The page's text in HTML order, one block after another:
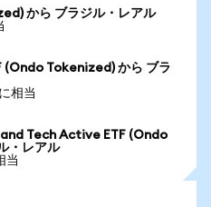
から ブラジル・レアル
Tokenized) から ブラ
相当
Tech Active ETF (Ondo
・レアル
当